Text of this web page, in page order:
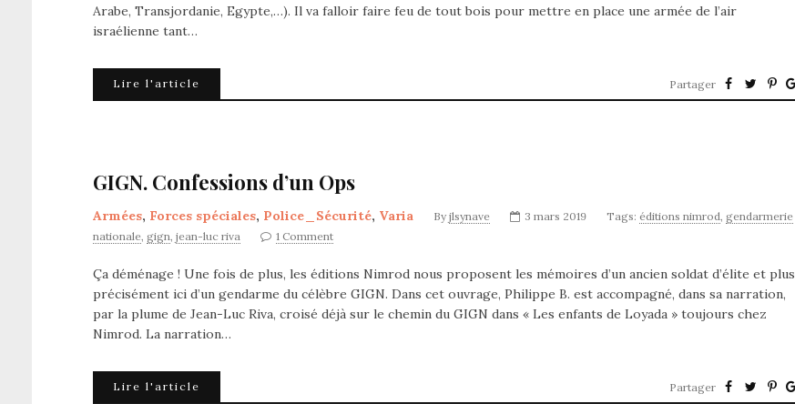
Arabe, Transjordanie, Egypte,…). Il va falloir faire feu de tout bois pour mettre en place une armée de l’air
israélienne tant…
Lire l'article Partager
GIGN. Confessions d’un Ops
Armées, Forces spéciales, Police_Sécurité, Varia By jlsynave 3 mars 2019 Tags: éditions nimrod, gendarmerie
nationale, gign, jean-luc riva 1 Comment
Ça déménage ! Une fois de plus, les éditions Nimrod nous proposent les mémoires d’un ancien soldat d’élite et plus
précisément ici d’un gendarme du célèbre GIGN. Dans cet ouvrage, Philippe B. est accompagné, dans sa narration,
par la plume de Jean-Luc Riva, croisé déjà sur le chemin du GIGN dans « Les enfants de Loyada » toujours chez
Nimrod. La narration…
Lire l'article Partager